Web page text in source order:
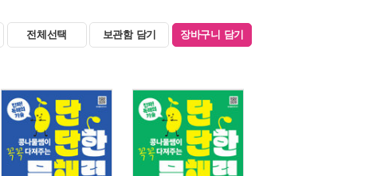
전체선택 보관함 담기 장바구니 담기